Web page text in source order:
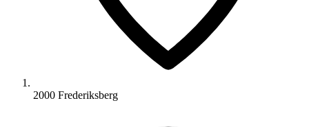
2000 Frederiksberg